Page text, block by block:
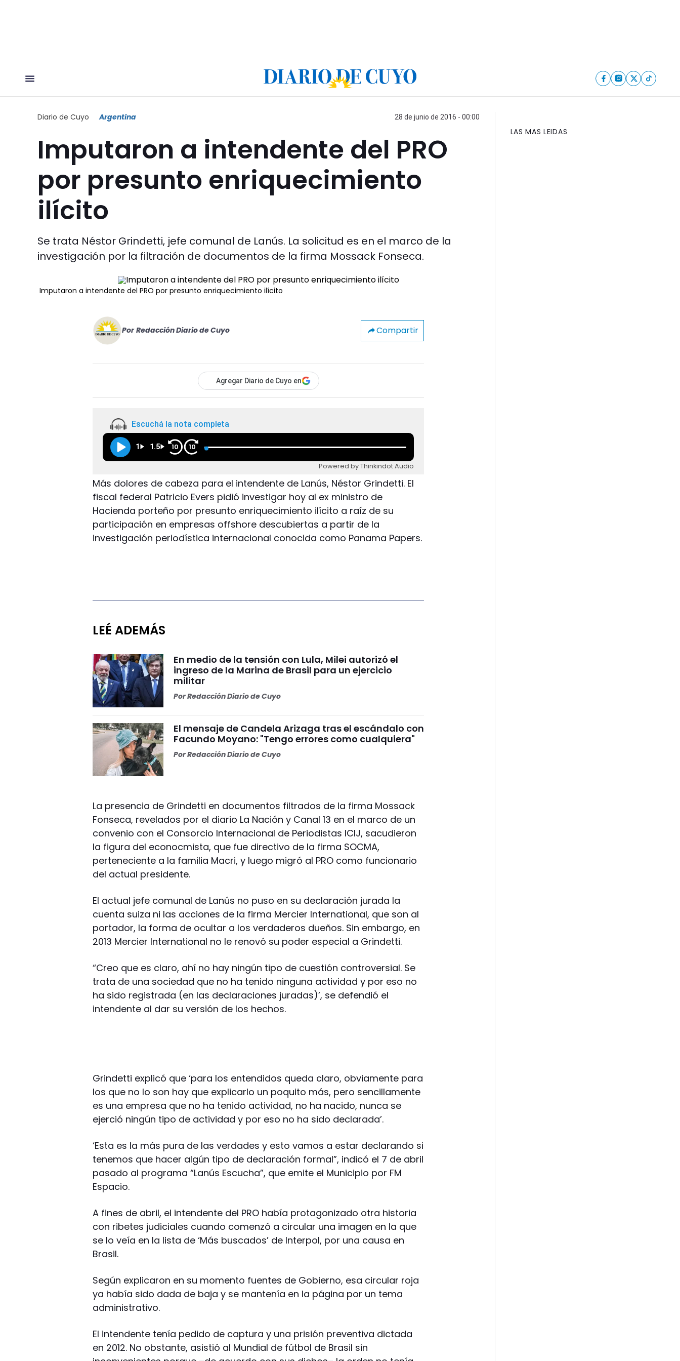
Diario de Cuyo Argentina 28 de junio de 2016 - 00:00
Imputaron a intendente del PRO
por presunto enriquecimiento
ilícito
Se trata Néstor Grindetti, jefe comunal de Lanús. La solicitud es en el marco de la
investigación por la filtración de documentos de la firma Mossack Fonseca.
Imputaron a intendente del PRO por presunto enriquecimiento ilícito
Por Redacción Diario de Cuyo Compartir
Agregar Diario de Cuyo en
Escuchá la nota completa
1 1.5 10 10
Powered by Thinkindot Audio
Más dolores de cabeza para el intendente de Lanús, Néstor Grindetti. El
fiscal federal Patricio Evers pidió investigar hoy al ex ministro de
Hacienda porteño por presunto enriquecimiento ilícito a raíz de su
participación en empresas offshore descubiertas a partir de la
investigación periodística internacional conocida como Panama Papers.
LEÉ ADEMÁS
En medio de la tensión con Lula, Milei autorizó el
ingreso de la Marina de Brasil para un ejercicio
militar
PorRedacción Diario de Cuyo
El mensaje de Candela Arizaga tras el escándalo con
Facundo Moyano: "Tengo errores como cualquiera"
PorRedacción Diario de Cuyo
La presencia de Grindetti en documentos filtrados de la firma Mossack
Fonseca, revelados por el diario La Nación y Canal 13 en el marco de un
convenio con el Consorcio Internacional de Periodistas ICIJ, sacudieron
la figura del econocmista, que fue directivo de la firma SOCMA,
perteneciente a la familia Macri, y luego migró al PRO como funcionario
del actual presidente.
El actual jefe comunal de Lanús no puso en su declaración jurada la
cuenta suiza ni las acciones de la firma Mercier International, que son al
portador, la forma de ocultar a los verdaderos dueños. Sin embargo, en
2013 Mercier International no le renovó su poder especial a Grindetti.
“Creo que es claro, ahí no hay ningún tipo de cuestión controversial. Se
trata de una sociedad que no ha tenido ninguna actividad y por eso no
ha sido registrada (en las declaraciones juradas)’, se defendió el
intendente al dar su versión de los hechos.
Grindetti explicó que ‘para los entendidos queda claro, obviamente para
los que no lo son hay que explicarlo un poquito más, pero sencillamente
es una empresa que no ha tenido actividad, no ha nacido, nunca se
ejerció ningún tipo de actividad y por eso no ha sido declarada’.
‘Esta es la más pura de las verdades y esto vamos a estar declarando si
tenemos que hacer algún tipo de declaración formal”, indicó el 7 de abril
pasado al programa “Lanús Escucha”, que emite el Municipio por FM
Espacio.
A fines de abril, el intendente del PRO había protagonizado otra historia
con ribetes judiciales cuando comenzó a circular una imagen en la que
se lo veía en la lista de ‘Más buscados’ de Interpol, por una causa en
Brasil.
Según explicaron en su momento fuentes de Gobierno, esa circular roja
ya había sido dada de baja y se mantenía en la página por un tema
administrativo.
El intendente tenía pedido de captura y una prisión preventiva dictada
en 2012. No obstante, asistió al Mundial de fútbol de Brasil sin
LAS MAS LEIDAS